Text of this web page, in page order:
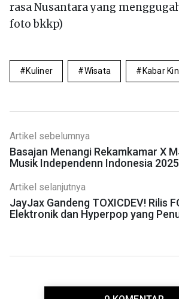
rasa Nusantara yang
foto bkkp)
Kuliner Wisata Kabar
Artikel sebelumnya
Basajan Menangi Rekamkamar X
Musik Independenn Indonesia 2025
Artikel selanjutnya
JayJax Gandeng TOXICDEV! Rilis
Elektronik dan Hyperpop yang